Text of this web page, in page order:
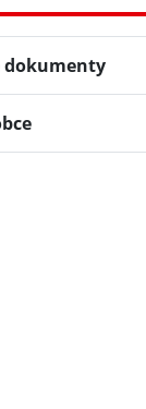
dokumenty